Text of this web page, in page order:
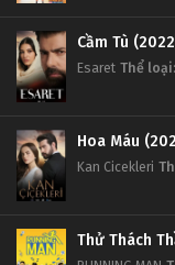
Cầm Tù
Esaret Thể loại:
Hoa Máu
Kan Cicekleri
Thử Thách